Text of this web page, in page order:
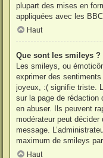
plupart des mises en
appliquées avec les
Haut
Que sont les smileys ?
Les smileys, ou
exprimer des
joyeux, :( signifie triste.
sur la page de
en abuser. Ils peuvent
modérateur peut décider
message.
maximum de smileys
Haut